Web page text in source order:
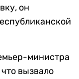
он
министра
вызвало